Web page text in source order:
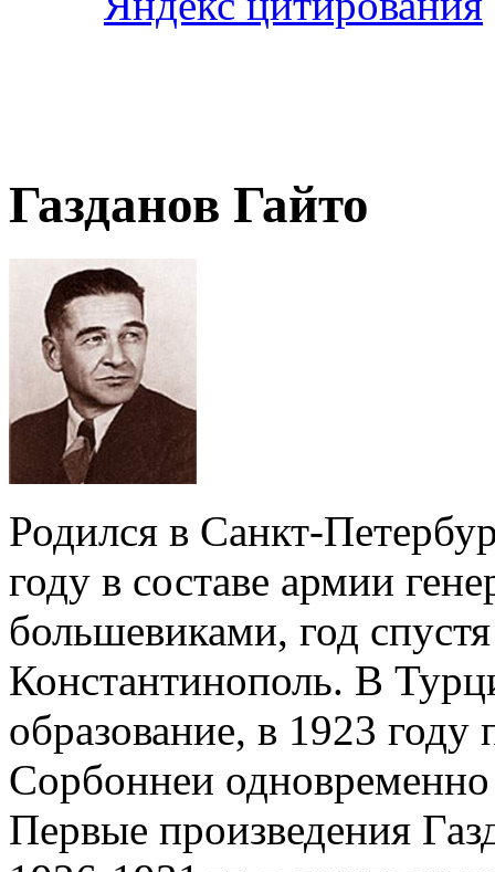
Газданов Гайто
Родился в Санкт-
году в составе армии
большевиками, год
Константинополь. В
образование, в 1923
Сорбоннеи
Первые произведения